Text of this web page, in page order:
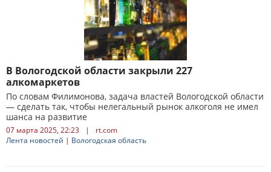
В Вологодской области закрыли 227
алкомаркетов
По словам Филимонова, задача властей Вологодской области
— сделать так, чтобы нелегальный рынок алкоголя не имел
шанса на развитие
07 марта 2025, 22:23 |
rt.com
Лента новостей | Вологодская область